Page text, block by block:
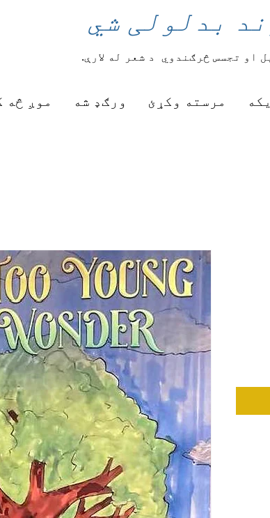
بدلولی شي
او تجسس څرګندوي د شعر له لارې.
موږ څه ورګډ شه مرسته وکړئ